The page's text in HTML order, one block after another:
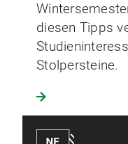
diesen Tipps
Stolpersteine.